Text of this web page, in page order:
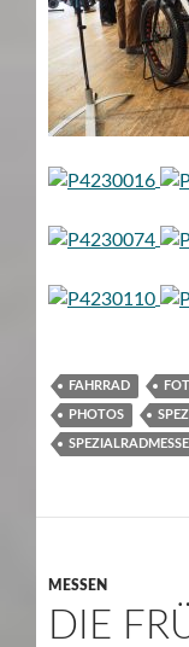
FAHRRAD
PHOTOS SPEZI
SPEZIALRADMESSE
MESSEN
DIE